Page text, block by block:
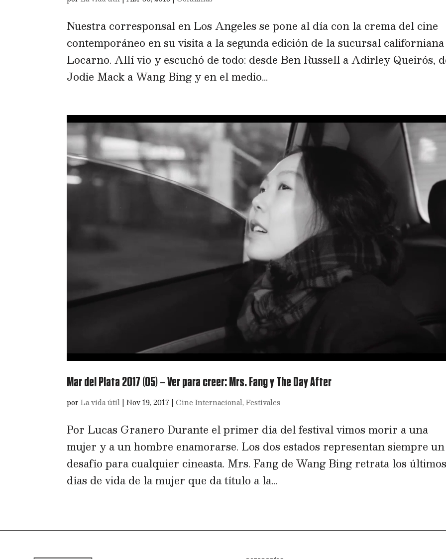
Nuestra corresponsal en Los Angeles se pone al día con la crema del cine
contemporáneo en su visita a la segunda edición de la sucursal
Locarno. Allí vio y escuchó de todo: desde Ben Russell a Adirley Queirós,
Jodie Mack a Wang Bing y en el medio...
Mar del Plata 2017 (05) – Ver para creer: Mrs. Fang y The Day After
porLa vida útil |Nov 19, 2017 |Cine Internacional,Festivales
Por Lucas Granero Durante el primer día del festival vimos morir a una
mujer y a un hombre enamorarse. Los dos estados representan siempre un
desafío para cualquier cineasta. Mrs. Fang de Wang Bing retrata los
días de vida de la mujer que da título a la...